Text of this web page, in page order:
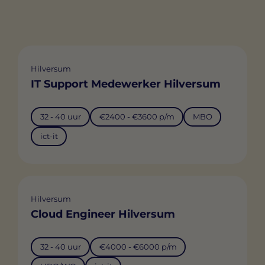
Hilversum
IT Support Medewerker Hilversum
32 - 40 uur €2400 - €3600 p/m MBO
ict-it
Hilversum
Cloud Engineer Hilversum
32 - 40 uur €4000 - €6000 p/m